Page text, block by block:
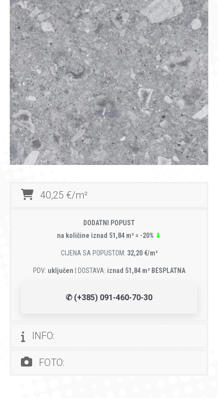
40,25 €/m²
DODATNI POPUST
na količine iznad 51,84 m² = -20% ⇓
CIJENA SA POPUSTOM: 32,20 €/m²
PDV: uključen | DOSTAVA: iznad 51,84 m² BESPLATNA
✆ (+385) 091-460-70-30
INFO:
FOTO: